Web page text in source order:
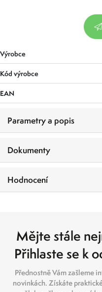
Výrobce
Kód výrobce
EAN
Parametry a popis
Dokumenty
Hodnocení
Mějte stále
Přihlaste se k
Přednostně Vám zašleme
novinkách. Získáte